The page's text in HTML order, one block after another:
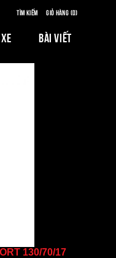
Tìm kiếm Giỏ hàng (0)
BÀI VIẾT
130/70/17